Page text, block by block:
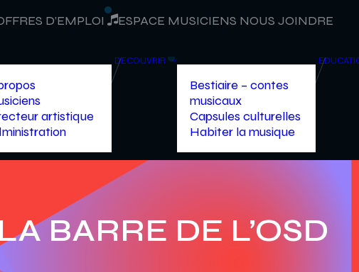
D’EMPLOI ESPACE MUSICIENS NOUS JOINDRE
artistique
DÉCOUVRIR
Bestiaire – contes
musicaux
Capsules culturelles
Habiter la musique
BARRE DE L’OSD